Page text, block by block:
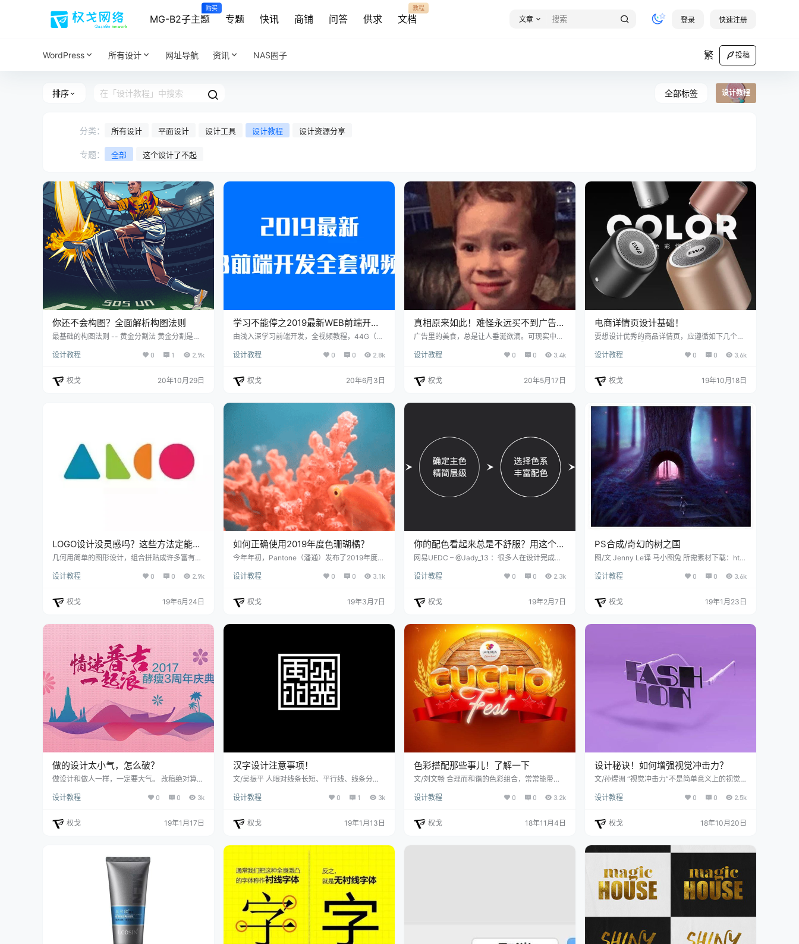
MG-B2子主题
购买
专题 快讯 商铺 问答 供求 文档
教程
文章 登录 快速注册
WordPress 所有设计 网址导航 资讯 NAS圈子 繁 投稿
排序 全部标签 设计教程
分类： 所有设计 平面设计 设计工具 设计教程 设计资源分享
专题： 全部 这个设计了不起
​你还不会构图？全面解析构图法则
最基础的构图法则 -- 黄金分割法 黄金分割是古
系，同时蕴含着丰富的美学价值，因而被誉为最
设计时将主体安排在黄金分割点或线附近，都能
更好地发挥主体在图面上的组织作用，有利于画
设计教程 0 1 2.9k
权戈 20年10月29日
学习不能停之2019最新WEB前端开发
全套视频教程
由浅入深学习前端开发，全视频教程，44G（20
学习路线汇总！ 在当下来说web前端开发工程师
相信；大多都是培训机构的招生宣传，想要挣大
钱还得自身基础解结实才行)了。所以现在学习w
前端开发的大多资料已准备好了；相较完整的思
路和学习路线都在这了。 教程目录： 【01】…
设计教程 0 0 2.8k
权戈 20年6月3日
真相原来如此！难怪永远买不到广告里
的美食
广告里的美食，总是让人垂涎欲滴。可现实中拿
不得其解，为什么我们永远买不到广告里的美
鲜嫩多汁、食材饱满的汉堡是怎么来的呢？ 第一
步，用热风吹芝士片的四角 第二步，垫上瓦楞
同时插入化妆棉增加高度 第四步，垫上海绵，使
设计教程 0 0 3.4k
权戈 20年5月17日
电商详情页设计基础！
要想设计优秀的商品详情页，应遵循如下几个核
升整体导购环境质量及感官体验。②注重商品
础，无论是什么类型的商品详情页，构建信任度
是消除用户购物顾虑的关键因素。③注重商品
用，无论是促销工具还是价格工具，核心都是为
了最大化吸引消费者的注意力，影响…
设计教程 0 0 3.6k
权戈 19年10月18日
LOGO设计没灵感吗？这些方法定能帮
你找到感觉…
几何用简单的图形设计，组合拼贴成许多富有含
门趋势，渐变色彩具有很强的视觉吸引力，需要
别性。叠加色彩叠加也具有很强的视觉效果，比
较考验对于色彩的运用。字母组合也是最常用的
设计，增强了品牌辨识性，同时还具有一定的趣
味性。线框用框架来框住内容，显得更规矩有秩
序。手写体手写体更…
设计教程 0 0 2.9k
权戈 19年6月24日
如何正确使用2019年度色珊瑚橘？
今年年初，Pantone（潘通）发布了2019年度颜
色彩趋势定下了基调。 作为一家以专门开发和研
颜色可谓是备受期待，尤其从17年的草木绿到18
年的夕雾紫，掀起了各个行业的色彩热潮，于是
度代表色） 明亮的色调是一个受欢迎的选择，于
设计教程 0 0 3.1k
权戈 19年3月7日
你的配色看起来总是不舒服？用这个策
略性配色法则！
网易UEDC – @Jady_13 ：很多人在设计完成
析设计中的配色问题？如何通过系统的方法，提
设计教程 0 0 2.3k
权戈 19年2月7日
PS合成/奇幻的树之国
图/文 Jenny Le译 马小图兔 所需素材下载：http
Gw 始发于微信公众号： 平面设计
设计教程 0 0 3.6k
权戈 19年1月23日
做的设计太小气，怎么破？
做设计和做人一样，一定要大气。 改稿绝对算得
体会，至于改稿的原因则五花八门，不是客户嫌
等等。可是大气的设计可不仅仅是 LOGO 要大、
字要大、图要大。 今天就来跟大家聊聊，如何解
景大 制造强烈的对比 用仰视的角度 采用逆光效
设计教程 0 0 3k
权戈 19年1月17日
汉字设计注意事项！
文/吴振平 人眼对线条长短、平行线、线条分
形、字体形状、字体面积大小、字体字面大小等
字体设计中，可以使字体中的部首相互组合、字
形端庄、整齐美观、大小均匀、笔画规范和统
元素，由于采取的分割方法不同，会使人感到形
状和尺寸都发生了不同的变化，这就是分割错
觉。一般来说，对物体分割越…
设计教程 0 1 3k
权戈 19年1月13日
色彩搭配那些事儿！了解一下
文/刘文畅 合理而和谐的色彩组合，常常能带来
分考虑不同色彩的抽象表现规律，使色彩能更好
消费层次的需要。今天我们就来总结一下色彩搭
配技巧！ 红色 红色的色感温暖，性格刚烈而外
设计教程 0 0 3.2k
权戈 18年11月4日
设计秘诀！如何增强视觉冲击力？
文/孙煜洲 “视觉冲击力”不是简单意义上的视觉
作品的审美过程、设计目的、设计信息等进行积
需要一定的表现方法进行最终的效果展示，只有
通过必要的展示才能将所要表达的信息进行有效
佳展示效果的基本途径之一，通常有以下几种表
现方法： 极致法 是指将表现视觉形象的手段发
挥到极致，以达…
设计教程 0 0 2.5k
权戈 18年10月20日